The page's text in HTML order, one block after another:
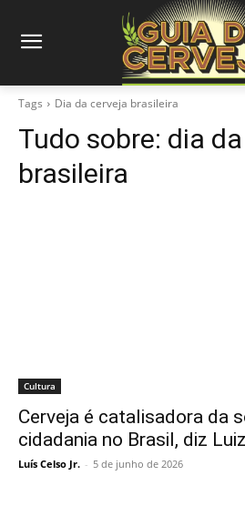
Tags Dia da cerveja brasileira
Tudo sobre: dia
brasileira
Cultura
Cerveja é catalisadora da
cidadania no Brasil, diz
Luís Celso Jr. - 5 de junho de 2026